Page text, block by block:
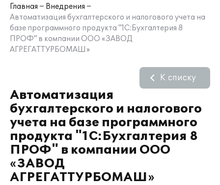
Главная
Внедрения
Автоматизация бухгалтерского и налогового учета на
базе программного продукта "1С:Бухгалтерия 8
ПРОФ" в компании ООО «ЗАВОД
АГРЕГАТТУРБОМАШ»
Автоматизация
бухгалтерского и налогового
учета на базе программного
продукта "1С:Бухгалтерия 8
ПРОФ" в компании ООО
«ЗАВОД
АГРЕГАТТУРБОМАШ»
К списку